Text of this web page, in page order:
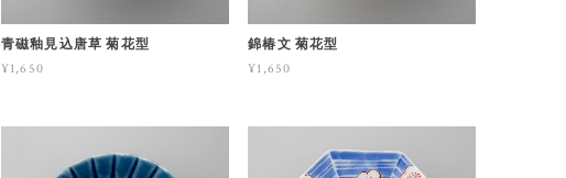
青磁釉見込唐草 菊花型
¥1,650
錦椿文 菊花型
¥1,650